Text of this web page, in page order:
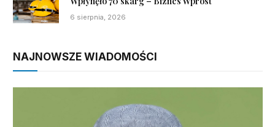
6 sierpnia, 2026
NAJNOWSZE WIADOMOŚCI